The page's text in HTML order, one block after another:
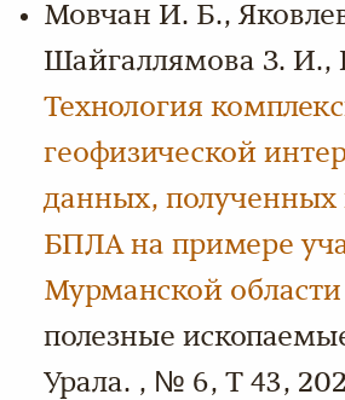
Мовчан И. Б.,
Шайгаллямова З. И.,
Технология
геофизической
данных,
БПЛА на примере
Мурманской области
полезные
Урала. , № 6, Т 43,